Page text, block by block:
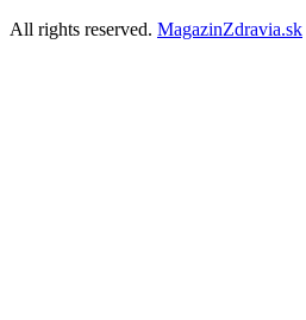
All rights reserved. MagazinZdravia.sk